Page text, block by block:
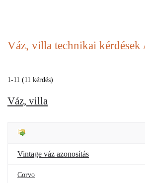
Váz, villa technikai kérdések
1-11 (11 kérdés)
Váz, villa
Vintage váz azonosítás
Corvo